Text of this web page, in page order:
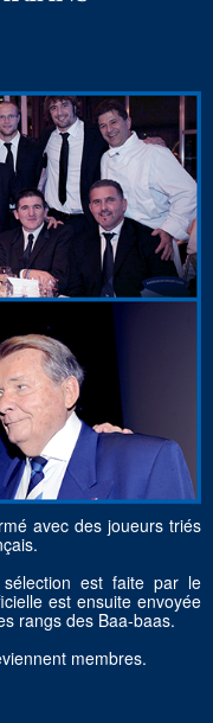
avec des joueurs triés
est faite par le
est ensuite envoyée
rangs des Baa-baas.
membres.